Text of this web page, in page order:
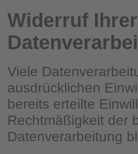
Widerruf
Viele
ausdrücklichen
bereits erteilte
Rechtmäßigkeit der
Datenverarbeitung